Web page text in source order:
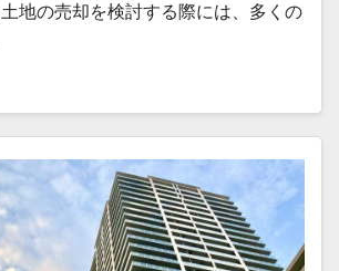
地の売却を検討する際には、多くの